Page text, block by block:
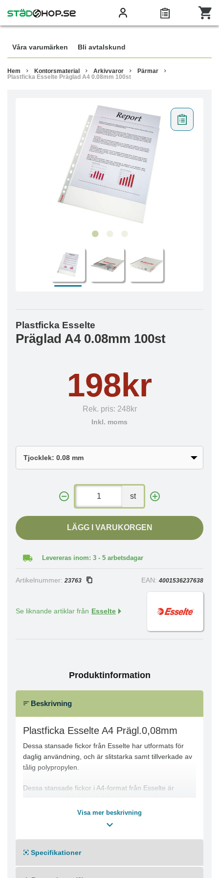
Våra varumärken Bli avtalskund
Hem Kontorsmaterial Arkivvaror
Pärmar
Plastficka Esselte Präglad A4 0.08mm 100st
Plastficka Esselte
Präglad A4 0.08mm 100st
198kr
Rek. pris: 248kr
Inkl. moms
st
LÄGG I VARUKORGEN
Levereras inom: 3 - 5 arbetsdagar
Artikelnummer: 23763 EAN: 4001536237638
Se liknande artiklar från Esselte
Produktinformation
Beskrivning
Plastficka Esselte A4 Prägl.0,08mm
Dessa stansade fickor från Esselte har utformats för
daglig användning, och är slitstarka samt tillverkade av
tålig polypropylen.
Dessa stansade fickor i A4-format från Esselte är
gör dem flexibla utan även slitstarka och tåliga. De
presentationer mot smuts och skador. De är dessutom
stansade, så att du kan förvara dem i ringpärmar eller
Visa mer beskrivning
Specifikationer